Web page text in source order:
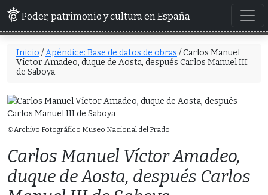
Poder, patrimonio y cultura en España
Inicio /Apéndice: Base de datos de obras / Carlos Manuel
Víctor Amadeo, duque de Aosta, después Carlos Manuel III
de Saboya
Carlos Manuel Víctor Amadeo,
duque de Aosta, después Carlos
©Archivo Fotográfico Museo Nacional del Prado